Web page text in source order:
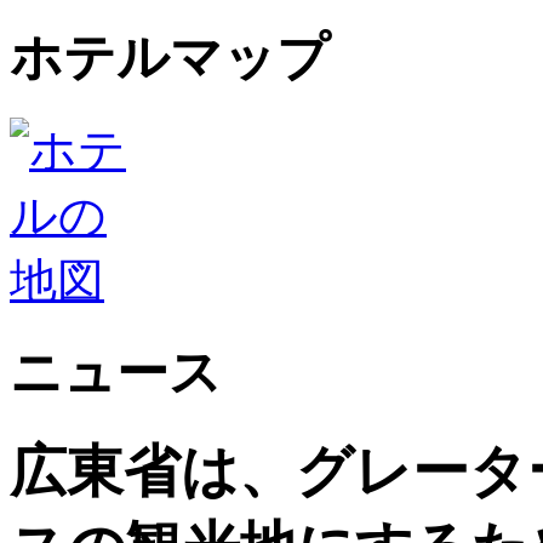
ホテルマップ
ニュース
広東省は、グレー